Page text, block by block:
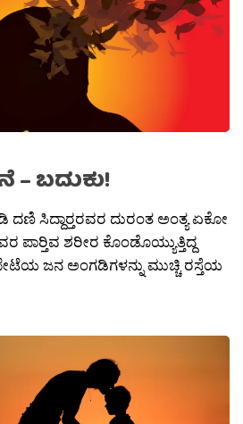
– ಬದುಕು!
ದಣಿ ಸಿದ್ದಾರ‍್ತರವರ ದುರಂತ ಅಂತ್ಯ ಏಕೋ
ಪಾರ‍್ತಿವ ಶರೀರ ಕೊಂಡೊಯ್ಯುತ್ತಿದ್ದ
ಜನ ಅಂಗಡಿಗಳನ್ನು ಮುಚ್ಚಿ ರಸ್ತೆಯ